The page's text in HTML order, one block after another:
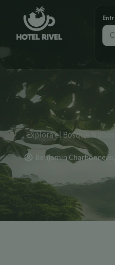
Explora el Bosque
Benjamin Charbonneau,